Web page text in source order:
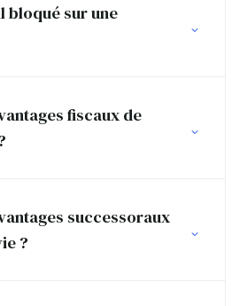
bloqué sur une
fiscaux de
successoraux
?